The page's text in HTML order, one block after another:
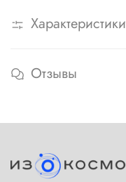
Характеристики
Отзывы